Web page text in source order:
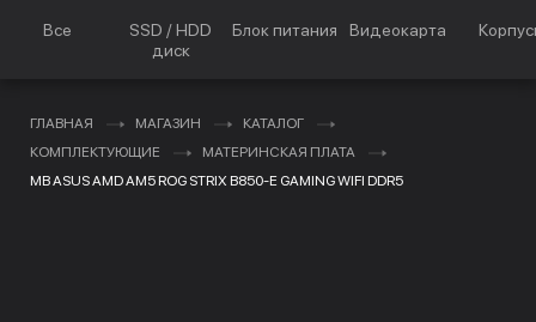
Все
SSD / HDD
диск
Блок питания Видеокарта
ГЛАВНАЯ МАГАЗИН
КАТАЛОГ
КОМПЛЕКТУЮЩИЕ
МАТЕРИНСКАЯ ПЛАТА
MB ASUS AMD AM5 ROG STRIX B850-E GAMING WIFI DDR5